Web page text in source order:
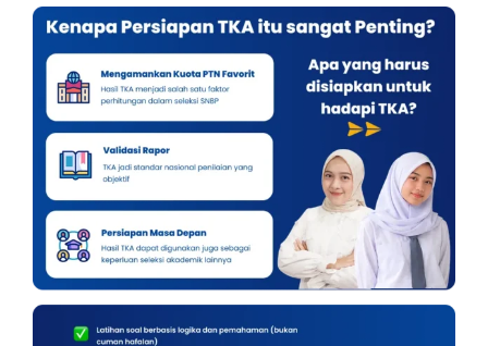
CONTACT US